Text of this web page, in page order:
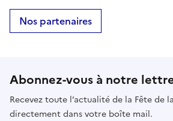
Nos partenaires
Abonnez-vous à notre
Recevez toute l’actualité de la Fête de
directement dans votre boîte mail.